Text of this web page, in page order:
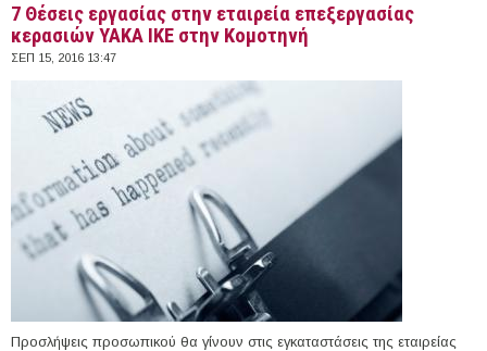
7 Θέσεις εργασίας στην εταιρεία επεξεργασίας
κερασιών ΥΑΚΑ ΙΚΕ στην Κομοτηνή
ΣΕΠ 15, 2016 13:47
Προσλήψεις προσωπικού θα γίνουν στις εγκαταστάσεις της εταιρείας